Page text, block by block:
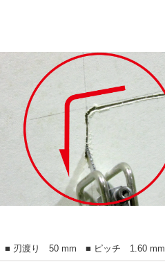
■ 刃渡り 50 mm ■ ピッチ 1.60